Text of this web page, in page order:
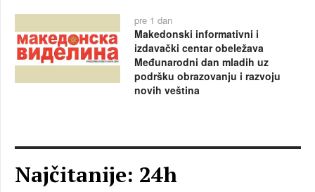
pre 1 dan
Makedonski informativni i
izdavački centar obeležava
Međunarodni dan mladih uz
podršku obrazovanju i razvoju
novih veština
Najčitanije: 24h